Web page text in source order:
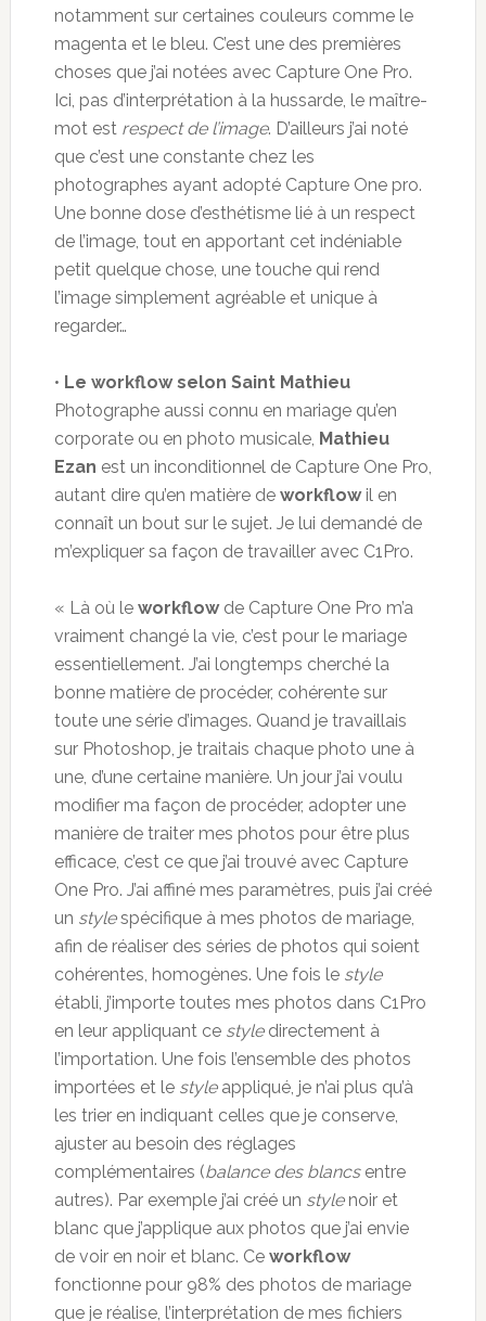
notamment sur certaines couleurs comme le
magenta et le bleu. C’est une des premières
choses que j’ai notées avec Capture One Pro.
Ici, pas d’interprétation à la hussarde, le maître-
mot est respect de l’image. D’ailleurs j’ai noté
que c’est une constante chez les
photographes ayant adopté Capture One pro.
Une bonne dose d’esthétisme lié à un respect
de l’image, tout en apportant cet indéniable
petit quelque chose, une touche qui rend
l’image simplement agréable et unique à
regarder…
• Le workflow selon Saint Mathieu
Photographe aussi connu en mariage qu’en
corporate ou en photo musicale, Mathieu
Ezan est un inconditionnel de Capture One Pro,
autant dire qu’en matière de workflowil en
connaît un bout sur le sujet. Je lui demandé de
m’expliquer sa façon de travailler avec C1Pro.
« Là où le workflowde Capture One Pro m’a
vraiment changé la vie, c’est pour le mariage
essentiellement. J’ai longtemps cherché la
bonne matière de procéder, cohérente sur
toute une série d’images. Quand je travaillais
sur Photoshop, je traitais chaque photo une à
une, d’une certaine manière. Un jour j’ai voulu
modifier ma façon de procéder, adopter une
manière de traiter mes photos pour être plus
efficace, c’est ce que j’ai trouvé avec Capture
One Pro. J’ai affiné mes paramètres, puis j’ai créé
un stylespécifique à mes photos de mariage,
afin de réaliser des séries de photos qui soient
cohérentes, homogènes. Une fois le style
établi, j’importe toutes mes photos dans C1Pro
en leur appliquant ce styledirectement à
l’importation. Une fois l’ensemble des photos
importées et le styleappliqué, je n’ai plus qu’à
les trier en indiquant celles que je conserve,
ajuster au besoin des réglages
complémentaires (balance des blancsentre
autres). Par exemple j’ai créé un stylenoir et
blanc que j’applique aux photos que j’ai envie
de voir en noir et blanc. Ce workflow
fonctionne pour 98% des photos de mariage
que je réalise, l’interprétation de mes fichiers